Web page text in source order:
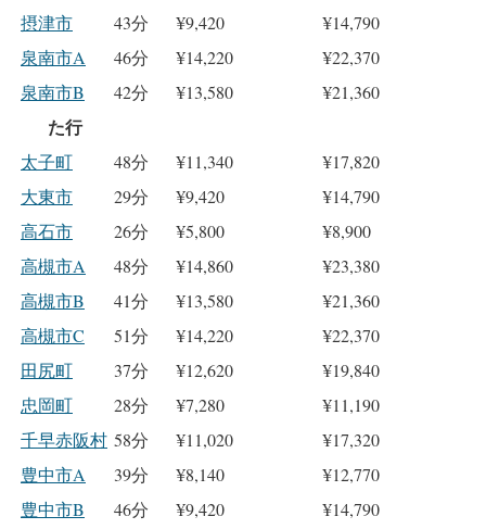
摂津市
43分 ¥9,420
¥14,790
泉南市A
46分 ¥14,220
¥22,370
泉南市B
42分 ¥13,580 ¥21,360
た行
太子町 48分 ¥11,340
¥17,820
大東市
29分 ¥9,420
¥14,790
高石市
26分 ¥5,800
¥8,900
高槻市A
48分 ¥14,860
¥23,380
高槻市B
41分 ¥13,580
¥21,360
高槻市C
51分 ¥14,220
¥22,370
田尻町
37分 ¥12,620
¥19,840
忠岡町
28分 ¥7,280
¥11,190
千早赤阪村 58分 ¥11,020
¥17,320
豊中市A
39分 ¥8,140
¥12,770
豊中市B
46分 ¥9,420
¥14,790